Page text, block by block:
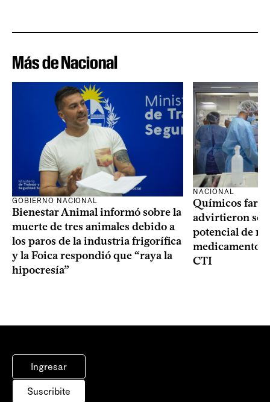
Más de Nacional
GOBIERNO NACIONAL
Bienestar Animal informó sobre la
muerte de tres animales debido a
los paros de la industria frigorífica
y la Foica respondió que “raya la
hipocresía”
NACIONAL
Químicos
advirtieron
potencial de
medicamentos
CTI
Ingresar
Suscribite